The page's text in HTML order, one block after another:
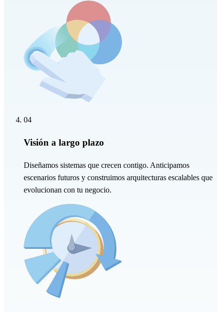
04
Visión a largo plazo
Diseñamos sistemas que crecen contigo. Anticipamos
escenarios futuros y construimos arquitecturas escalables que
evolucionan con tu negocio.